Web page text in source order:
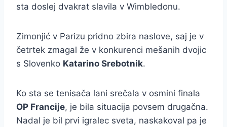
sta doslej dvakrat slavila v Wimbledonu.
Zimonjić v Parizu pridno zbira naslove, saj je v
četrtek zmagal že v konkurenci mešanih dvojic
s Slovenko Katarino Srebotnik.
Ko sta se tenisača lani srečala v osmini finala
OP Francije, je bila situacija povsem drugačna.
Nadal je bil prvi igralec sveta, naskakoval pa je